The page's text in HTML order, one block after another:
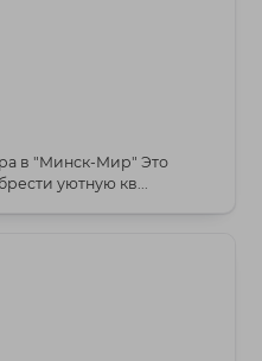
в "Минск-Мир" Это
уютную кв...